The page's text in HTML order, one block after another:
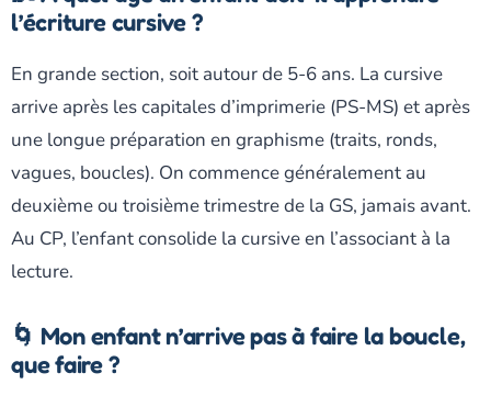
l’écriture cursive ?
En grande section, soit autour de 5-6 ans. La cursive
arrive après les capitales d’imprimerie (PS-MS) et après
une longue préparation en graphisme (traits, ronds,
vagues, boucles). On commence généralement au
deuxième ou troisième trimestre de la GS, jamais avant.
Au CP, l’enfant consolide la cursive en l’associant à la
lecture.
🌀 Mon enfant n’arrive pas à faire la boucle,
que faire ?